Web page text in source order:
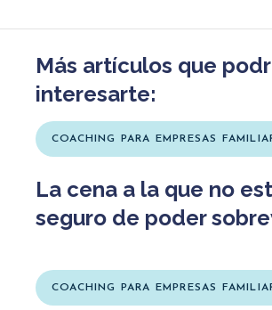
Más artículos que
interesarte:
COACHING PARA EMPRESAS
La cena a la que no
seguro de poder
COACHING PARA EMPRESAS